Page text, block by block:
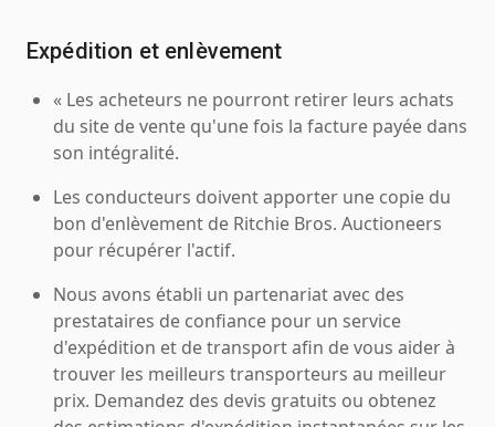
Expédition et enlèvement
« Les acheteurs ne pourront retirer leurs achats
du site de vente qu'une fois la facture payée dans
son intégralité.
Les conducteurs doivent apporter une copie du
bon d'enlèvement de Ritchie Bros. Auctioneers
pour récupérer l'actif.
Nous avons établi un partenariat avec des
prestataires de confiance pour un service
d'expédition et de transport afin de vous aider à
trouver les meilleurs transporteurs au meilleur
prix. Demandez des devis gratuits ou obtenez